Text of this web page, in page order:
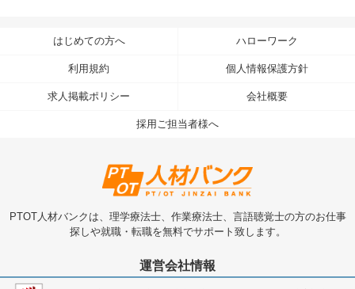
はじめての方へ ハローワーク
利用規約 個人情報保護方針
求人掲載ポリシー 会社概要
採用ご担当者様へ
PTOT人材バンクは、理学療法士、作業療法士、言語聴覚士の方のお仕事
探しや就職・転職を無料でサポート致します。
運営会社情報